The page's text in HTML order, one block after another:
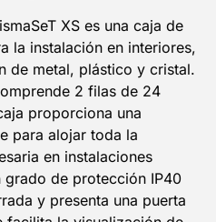
XS es una caja de
la instalación en interiores,
de metal, plástico y cristal.
2 filas de 24
proporciona una
para alojar toda la
en instalaciones
grado de protección IP40
y presenta una puerta
COMPRA